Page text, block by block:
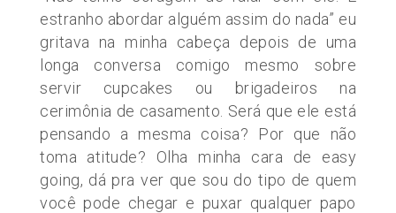
estranho abordar alguém assim do nada” eu
gritava na minha cabeça depois de uma
longa conversa comigo mesmo sobre
servir cupcakes ou brigadeiros na
cerimônia de casamento. Será que ele está
pensando a mesma coisa? Por que não
toma atitude? Olha minha cara de easy
going, dá pra ver que sou do tipo de quem
você pode chegar e puxar qualquer papo